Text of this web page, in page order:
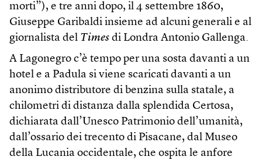
morti”), e tre anni dopo, il 4 settembre 1860,
Giuseppe Garibaldi insieme ad alcuni generali e al
giornalista del Times di Londra Antonio Gallenga.
A Lagonegro c’è tempo per una sosta davanti a un
hotel e a Padula si viene scaricati davanti a un
anonimo distributore di benzina sulla statale, a
chilometri di distanza dalla splendida Certosa,
dichiarata dall’Unesco Patrimonio dell’umanità,
dall’ossario dei trecento di Pisacane, dal Museo
della Lucania occidentale, che ospita le anfore